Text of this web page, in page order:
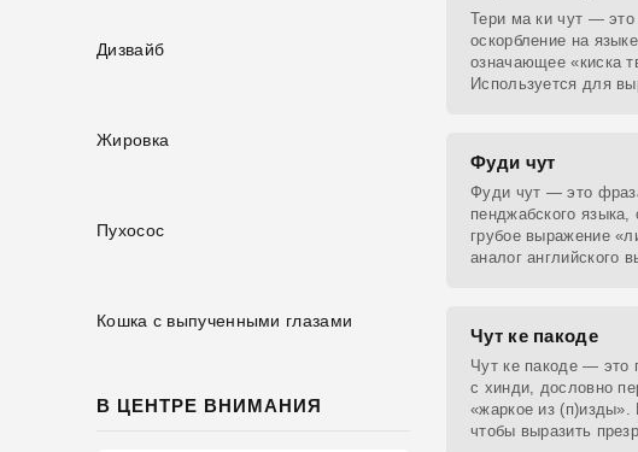
Дизвайб
Жировка
Пухосос
Кошка с выпученными глазами
В ЦЕНТРЕ ВНИМАНИЯ
Тери ма ки чут — это
оскорбление на
означающее «киска
Используется для
Фуди чут
Фуди чут — это
пенджабского
грубое выражение
аналог английского
Чут ке пакоде
Чут ке пакоде — это
с хинди, дословно
«жаркое из (п)изды».
чтобы выразить